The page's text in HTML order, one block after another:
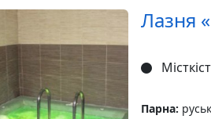
Лазня
Парна: